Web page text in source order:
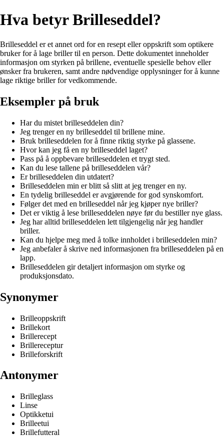
Hva betyr Brilleseddel?
Brilleseddel er et annet ord for en resept eller oppskrift som optikere
bruker for å lage briller til en person. Dette dokumentet inneholder
informasjon om styrken på brillene, eventuelle spesielle behov eller
ønsker fra brukeren, samt andre nødvendige opplysninger for å kunne
lage riktige briller for vedkommende.
Eksempler på bruk
Har du mistet brilleseddelen din?
Jeg trenger en ny brilleseddel til brillene mine.
Bruk brilleseddelen for å finne riktig styrke på glassene.
Hvor kan jeg få en ny brilleseddel laget?
Pass på å oppbevare brilleseddelen et trygt sted.
Kan du lese tallene på brilleseddelen vår?
Er brilleseddelen din utdatert?
Brilleseddelen min er blitt så slitt at jeg trenger en ny.
En tydelig brilleseddel er avgjørende for god synskomfort.
Følger det med en brilleseddel når jeg kjøper nye briller?
Det er viktig å lese brilleseddelen nøye før du bestiller nye glass.
Jeg har alltid brilleseddelen lett tilgjengelig når jeg handler
briller.
Kan du hjelpe meg med å tolke innholdet i brilleseddelen min?
Jeg anbefaler å skrive ned informasjonen fra brilleseddelen på en
lapp.
Brilleseddelen gir detaljert informasjon om styrke og
produksjonsdato.
Synonymer
Brilleoppskrift
Brillekort
Brillerecept
Brillereceptur
Brilleforskrift
Antonymer
Brilleglass
Linse
Optikketui
Brilleetui
Brillefutteral